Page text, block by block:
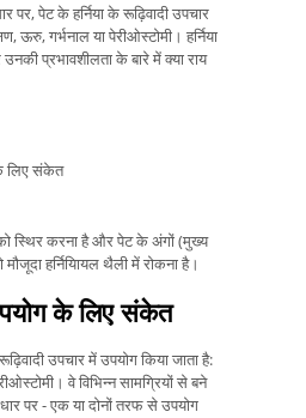
पर, पेट के हर्निया के रूढ़िवादी उपचार
ऊरु, गर्भनाल या पेरीओस्टोमी। हर्निया
प्रभावशीलता के बारे में क्या राय
के लिए संकेत
स्थिर करना है और पेट के अंगों (मुख्य
हर्नियाियल थैली में रोकना है।
के लिए संकेत
उपचार में उपयोग किया जाता है:
वे विभिन्न सामग्रियों से बने
पर - एक या दोनों तरफ से उपयोग